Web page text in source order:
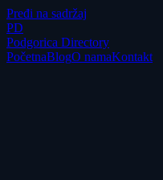
Pređi na sadržaj
PD
Podgorica Directory
PočetnaBlogO namaKontakt